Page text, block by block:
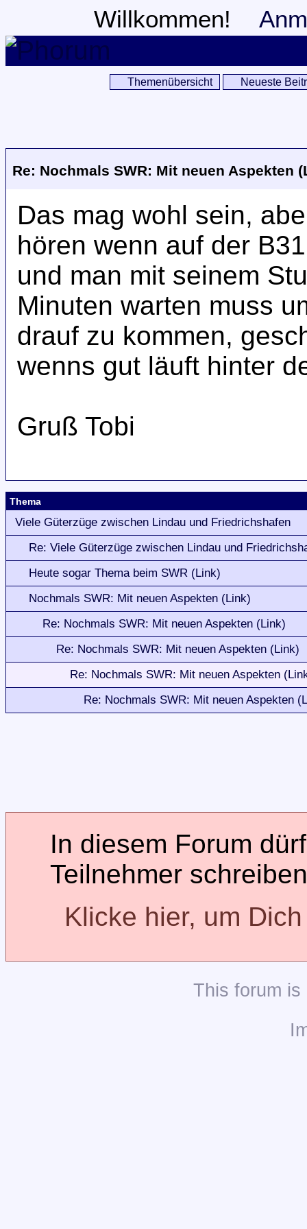
Willkommen!
Themenübersicht Neueste
Re: Nochmals SWR: Mit neuen Aspekten
Das mag wohl sein,
hören wenn auf der
und man mit seinem
Minuten warten muss
drauf zu kommen,
wenns gut läuft hinter
Gruß Tobi
Thema
Viele Güterzüge zwischen Lindau und Friedrichshafen
Re: Viele Güterzüge zwischen Lindau und
Heute sogar Thema beim SWR (Link)
Nochmals SWR: Mit neuen Aspekten (Link)
Re: Nochmals SWR: Mit neuen Aspekten (Link)
Re: Nochmals SWR: Mit neuen Aspekten (Link)
Re: Nochmals SWR: Mit neuen Aspekten
Re: Nochmals SWR: Mit neuen Aspekten
In diesem Forum
Teilnehmer
Klicke hier, um
This forum is